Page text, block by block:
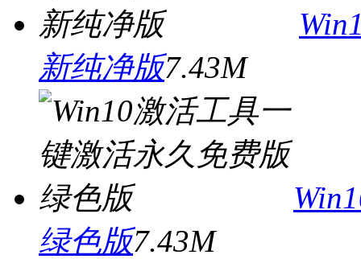
新纯净版7.43M
绿色版7.43M